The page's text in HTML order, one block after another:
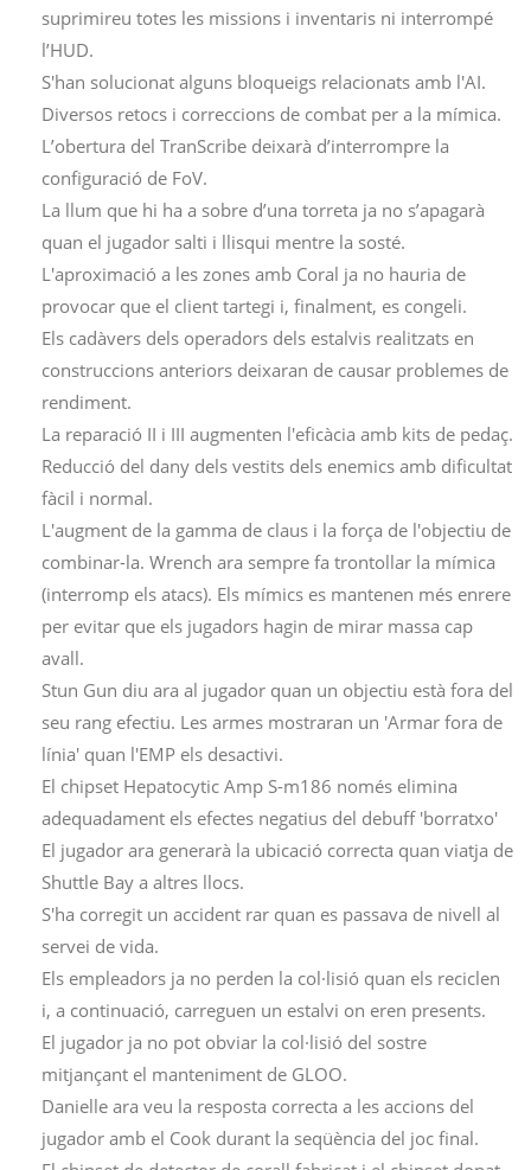
suprimireu totes les missions i inventaris ni interrompé
l’HUD.
S'han solucionat alguns bloqueigs relacionats amb l'AI.
Diversos retocs i correccions de combat per a la mímica.
L’obertura del TranScribe deixarà d’interrompre la
configuració de FoV.
La llum que hi ha a sobre d’una torreta ja no s’apagarà
quan el jugador salti i llisqui mentre la sosté.
L'aproximació a les zones amb Coral ja no hauria de
provocar que el client tartegi i, finalment, es congeli.
Els cadàvers dels operadors dels estalvis realitzats en
construccions anteriors deixaran de causar problemes de
rendiment.
La reparació II i III augmenten l'eficàcia amb kits de pedaç.
Reducció del dany dels vestits dels enemics amb dificultat
fàcil i normal.
L'augment de la gamma de claus i la força de l'objectiu de
combinar-la. Wrench ara sempre fa trontollar la mímica
(interromp els atacs). Els mímics es mantenen més enrere
per evitar que els jugadors hagin de mirar massa cap
avall.
Stun Gun diu ara al jugador quan un objectiu està fora del
seu rang efectiu. Les armes mostraran un 'Armar fora de
línia' quan l'EMP els desactivi.
El chipset Hepatocytic Amp S-m186 només elimina
adequadament els efectes negatius del debuff 'borratxo'
El jugador ara generarà la ubicació correcta quan viatja de
Shuttle Bay a altres llocs.
S'ha corregit un accident rar quan es passava de nivell al
servei de vida.
Els empleadors ja no perden la col·lisió quan els reciclen
i, a continuació, carreguen un estalvi on eren presents.
El jugador ja no pot obviar la col·lisió del sostre
mitjançant el manteniment de GLOO.
Danielle ara veu la resposta correcta a les accions del
jugador amb el Cook durant la seqüència del joc final.